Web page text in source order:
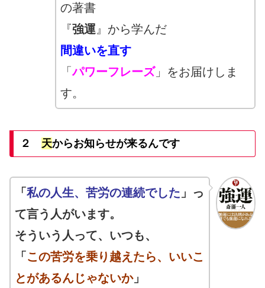
の著書
『強運 』から学んだ
間違いを直す
「パワーフレーズ」をお届けしま
す。
２ 天からお知らせが来るんです
「私の人生、苦労の連続でした 」っ
て言う人がいます。
そういう人って、いつも、
「この苦労を乗り越えたら、いいこ
とがあるんじゃないか」